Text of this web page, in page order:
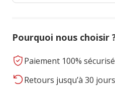
Pourquoi nous choisir
Paiement 100%
Retours jusqu’à 30